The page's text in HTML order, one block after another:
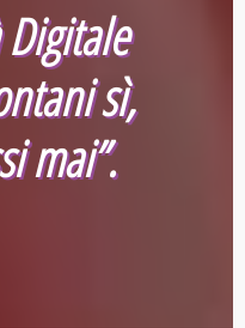
sì,
mai”.